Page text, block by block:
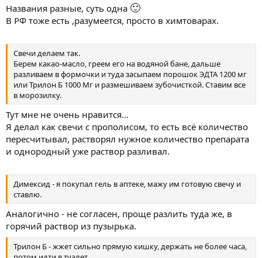
Названия разные, суть одна 🙂
В РФ тоже есть ,разумеется, просто в химтоварах.
Свечи делаем так.
Берем какао-масло, греем его на водяной бане, дальше
разливаем в формочки и туда засыпаем порошок ЭДТА 1200 мг
или Трилон Б 1000 Мг и размешиваем зубочисткой. Ставим все
в морозилку.
Тут мне не очень нравится...
Я делал как свечи с прополисом, то есть всё количество
пересчитывал, растворял нужное количество препарата
и однородный уже раствор разливал.
Димексид - я покупал гель в аптеке, мажу им готовую свечу и
ставлю.
Аналогично - не согласен, проще разлить туда же, в
горячий раствор из пузырька.
Трилон Б - жжет сильно прямую кишку, держать не более часа,